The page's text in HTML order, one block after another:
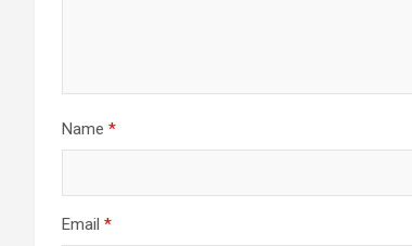
Name *
Email *